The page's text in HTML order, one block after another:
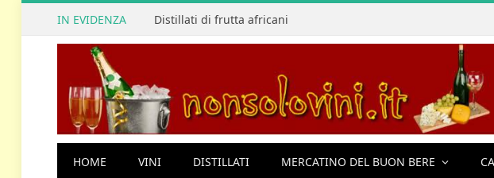
IN EVIDENZA Distillati di frutta africani
HOME VINI DISTILLATI MERCATINO DEL BUON BERE